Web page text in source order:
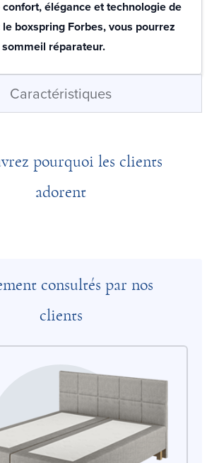
élégance et technologie de
boxspring Forbes, vous pourrez
réparateur.
Caractéristiques
pourquoi les clients
adorent
consultés par nos
clients